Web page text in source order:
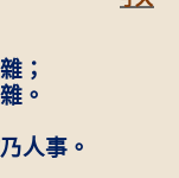
；
。
人事。